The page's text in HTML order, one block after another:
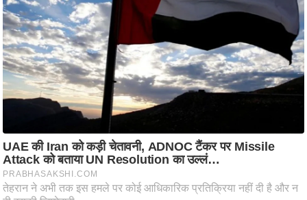
मा
/
ध
र्म
स्थ
ल
त
त्यो
हा
र